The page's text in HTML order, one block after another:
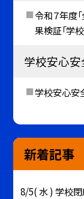
令和７年度
果検証「学
学校安心
学校安心安
新着記事
8/5( 水 ) 学校